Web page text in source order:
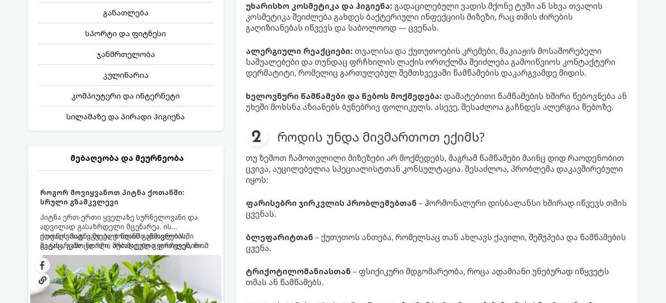
განათლება
სპორტი და ფიტნესი
ჯანმრთელობა
კულინარია
კომპიუტერი და ინტერნეტი
სილამაზე და პირადი ჰიგიენა
მებაღეობა და მეურნეობა
როგორ მოვიყვანოთ პიტნა ქოთანში:
სრული გზამკვლევი
პიტნა ერთ-ერთი ყველაზე სურნელოვანი და
ადვილად გასაზრდელი მცენარეა. ის
იდეალურად ეგუება ქოთანში ცხოვრებას,
მეტიც, გამოცდილი მებაღეები გვირჩევენ, რომ
პიტნა მხოლოდ ქოთანში მოვიყვანოთ, რადგან
ღია გრუნტში (ბაღში) დარგვისას ის ფესვებით
ძალიან სწრაფად ვრცელდება და სხვა
მცენარეებს ავიწროებს.
ქოთნის პიტნა მთელი წლის განმავლობაში
გაგახარებთ ნორჩი, არომატული ფოთლებით
ჩაის, ლიმონათისა თუ კერძებისთვის.
უხარისხო კოსმეტიკა და ჰიგიენა: გადაცილებული ვადის მქონე ტუში ან სხვა თვალის
კოსმეტიკა შეიძლება გახდეს ბაქტერიული ინფექციის მიზეზი, რაც თმის ძირების
გაღიზიანებას იწვევს და საბოლოოდ — ცვენას.
ალერგიული რეაქციები: თვალისა და ქუთუთოების კრემები, მაკიაჟის მოსაშორებელი
საშუალებები და თუნდაც ფრჩხილის ლაქის ორთქლმა შეიძლება გამოიწვიოს კონტაქტური
დერმატიტი, რომელიც გართულებულ შემთხვევაში წამწამების დაკარგვამდე მიდის.
ხელოვნური წამწამები და წებოს მოქმედება: დამატებითი წამწამების ხშირი წებოვნება ან
უხეში მოხსნა აზიანებს ბუნებრივ ფოლიკულს. ასევე, შესაძლოა გაჩნდეს ალერგია წებოზე.
როდის უნდა მივმართოთ ექიმს?
თუ ზემოთ ჩამოთვლილი მიზეზები არ მოქმედებს, მაგრამ წამწამები მაინც დიდ რაოდენობით
ცვივა, აუცილებელია სპეციალისტთან კონსულტაცია. შესაძლოა, პრობლემა დაკავშირებული
იყოს:
ფარისებრი ჯირკვლის პრობლემებთან – ჰორმონალური დისბალანსი ხშირად იწვევს თმის
ცვენას.
ბლეფარიტთან – ქუთუთოს ანთება, რომელსაც თან ახლავს ქავილი, შეშუპება და წამწამების
ცვენა.
ტრიქოტილომანიასთან – ფსიქიკური მდგომარეობა, როცა ადამიანი უნებურად იწყვეტს
თმას ან წამწამებს.